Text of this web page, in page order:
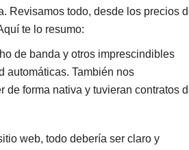
Revisamos todo, desde los precios
te lo resumo:
de banda y otros imprescindibles
automáticas. También nos
de forma nativa y tuvieran contratos
web, todo debería ser claro y